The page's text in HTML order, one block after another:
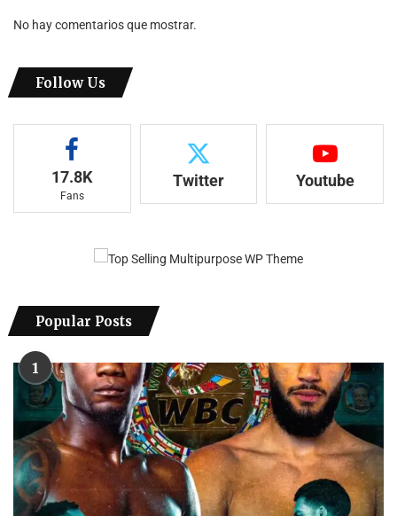
No hay comentarios que mostrar.
Follow Us
17.8K
Fans
Twitter Youtube
Popular Posts
1